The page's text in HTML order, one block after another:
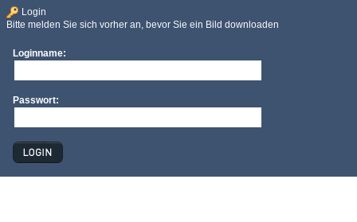
Login
Bitte melden Sie sich vorher an, bevor Sie ein Bild downloaden
Loginname:
Passwort: